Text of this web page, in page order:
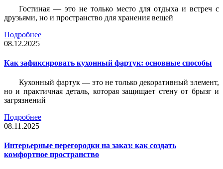
Гостиная — это не только место для отдыха и встреч с
друзьями, но и пространство для хранения вещей
Подробнее
08.12.2025
Как зафиксировать кухонный фартук: основные способы
Кухонный фартук — это не только декоративный элемент,
но и практичная деталь, которая защищает стену от брызг и
загрязнений
Подробнее
08.11.2025
Интерьерные перегородки на заказ: как создать
комфортное пространство